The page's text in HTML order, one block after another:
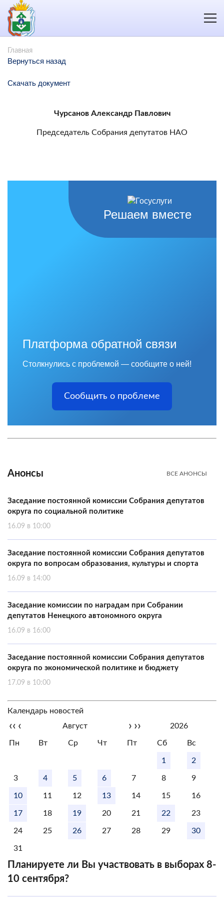
Главная
Вернуться назад
Скачать документ
Чурсанов Александр Павлович
Председатель Собрания депутатов НАО
Решаем вместе
Платформа обратной связи
Столкнулись с проблемой — сообщите о ней!
Сообщить о проблеме
Анонсы ВСЕ АНОНСЫ
Заседание постоянной комиссии Собрания депутатов
округа по социальной политике
16.09 в 10:00
Заседание постоянной комиссии Собрания депутатов
округа по вопросам образования, культуры и спорта
16.09 в 14:00
Заседание комиссии по наградам при Собрании
депутатов Ненецкого автономного округа
16.09 в 16:00
Заседание постоянной комиссии Собрания депутатов
округа по экономической политике и бюджету
17.09 в 10:00
Календарь новостей
‹‹ ‹ Август › ›› 2026
Пн Вт Ср Чт Пт Сб Вс
1 2
3 4 5 6 7 8 9
10 11 12 13 14 15 16
17 18 19 20 21 22 23
24 25 26 27 28 29 30
31
Планируете ли Вы участвовать в выборах 8-
10 сентября?